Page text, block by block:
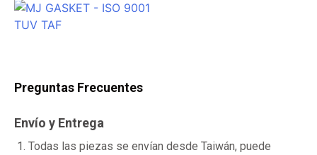
Preguntas Frecuentes
Envío y Entrega
Todas las piezas se envían desde Taiwán, puede